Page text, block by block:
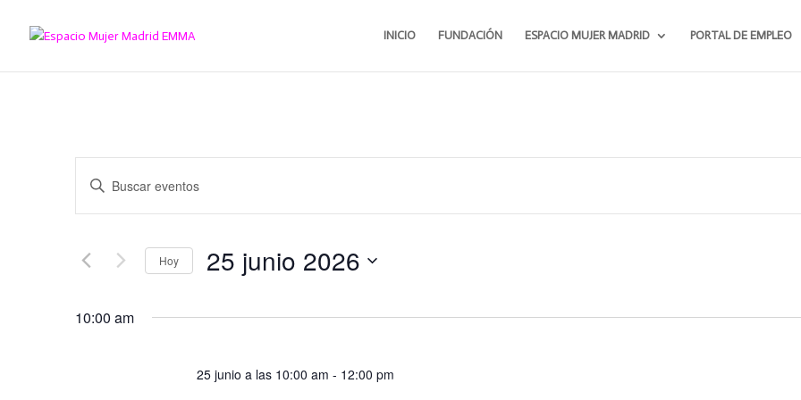
INICIO FUNDACIÓN ESPACIO MUJER MADRID PORTAL DE EMPLEO
Navegación
de
búsqueda
vistas
Eventos
Introduce
palabra
Busca
la
Hoy 25 junio 2026
10:00 am
25 junio a las 10:00 am - 12:00 pm